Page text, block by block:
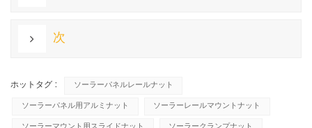
次
ホットタグ : ソーラーパネルレールナット
ソーラーパネル用アルミナット ソーラーレールマウントナット